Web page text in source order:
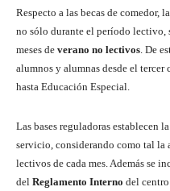
Respecto a las becas de comedor,
no sólo durante el período lectivo,
meses de verano no lectivos . De
alumnos y alumnas desde el
hasta Educación Especial.
Las bases reguladoras establecen
servicio, considerando como tal la
lectivos de cada mes. Además se
del Reglamento Interno del